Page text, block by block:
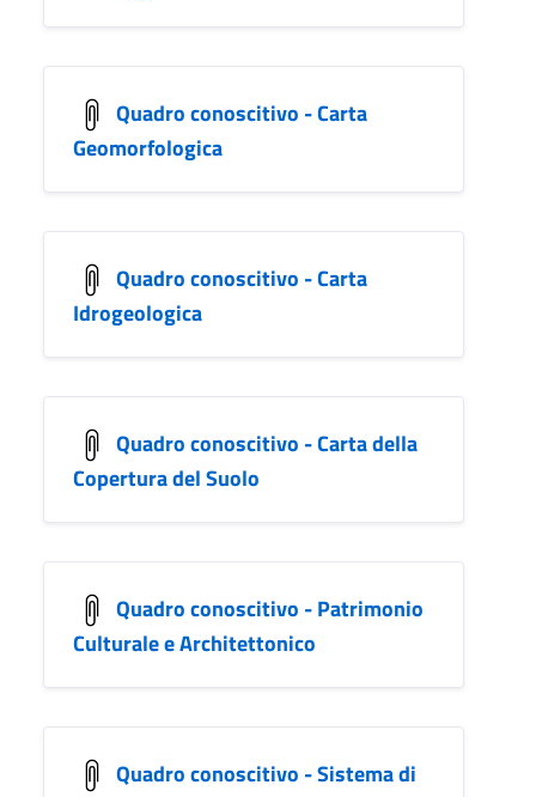
Quadro conoscitivo - Carta
Geomorfologica
Quadro conoscitivo - Carta
Idrogeologica
Quadro conoscitivo - Carta della
Copertura del Suolo
Quadro conoscitivo - Patrimonio
Culturale e Architettonico
Quadro conoscitivo - Sistema di